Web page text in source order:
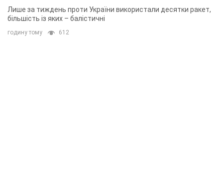
Лише за тиждень проти України використали десятки ракет,
більшість із яких – балістичні
годину тому 612